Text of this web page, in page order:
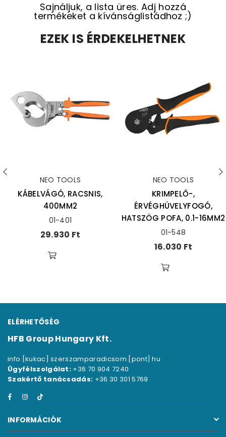
Sajnáljuk, a lista üres. Adj hozzá
termékeket a kívánságlistádhoz ;)
EZEK IS ÉRDEKELHETNEK
NEO TOOLS
KÁBELVÁGÓ, RACSNIS,
400MM2
01-401
Ár
29.930 Ft
NEO TOOLS
KRIMPELŐ-,
ÉRVÉGHÜVELYFOGÓ,
HATSZÖG POFA, 0.1-16MM2
01-548
Ár
16.030 Ft
ELÉRHETŐSÉG
HFB Group Hungary Kft.
info [kukac] szerszamparadicsom [pont] hu
Ügyfélszolgálat: +36 70 904 7240
Szakértő tanácsadás: +36 30 301 5769
FacebookInstagram
INFORMÁCIÓK